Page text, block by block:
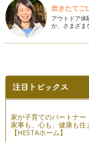
ベビーサイナーちゃん
今回も前回に続き、ア
の？？？を考えてみた
ベビーサイナーちゃん
2015年にベビーサイ
絵本の時間≠お勉強の時間
早いもので、このコラ
う今回が20回目！ い
あきらめちゃダメ～
4月から新しい環境で生
すか？ ママたちも職場
炊きたてご
アウトドア体
か、さまざま
家が子育てのパートナー
家事も、心も、健康も住
【HESTAホーム】